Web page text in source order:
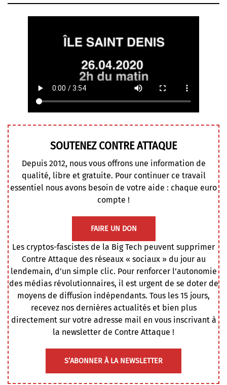
SOUTENEZ CONTRE ATTAQUE
Depuis 2012, nous vous offrons une information de
qualité, libre et gratuite. Pour continuer ce travail
essentiel nous avons besoin de votre aide : chaque euro
compte !
FAIRE UN DON
Les cryptos-fascistes de la Big Tech peuvent supprimer
Contre Attaque des réseaux « sociaux » du jour au
lendemain, d’un simple clic. Pour renforcer l’autonomie
des médias révolutionnaires, il est urgent de se doter de
moyens de diffusion indépendants. Tous les 15 jours,
recevez nos dernières actualités et bien plus
directement sur votre adresse mail en vous inscrivant à
la newsletter de Contre Attaque !
S’ABONNER À LA NEWSLETTER